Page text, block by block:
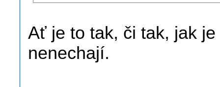
Ať je to tak, či tak, jak
nenechají.